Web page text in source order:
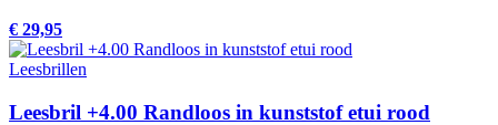
€ 29,95
Leesbrillen
Leesbril +4.00 Randloos in kunststof etui rood